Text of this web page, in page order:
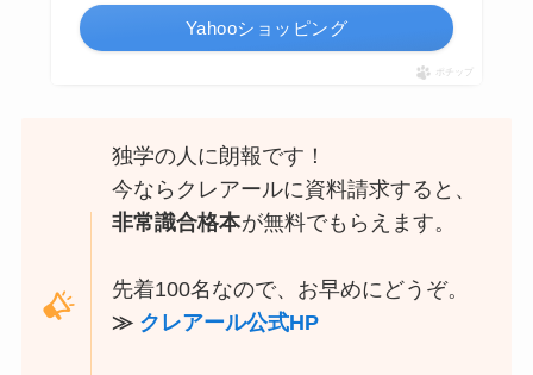
Yahooショッピング
ポチップ
独学の人に朗報です！
今ならクレアールに資料請求すると、
非常識合格本が無料でもらえます。
先着100名なので、お早めにどうぞ。
≫ クレアール公式HP